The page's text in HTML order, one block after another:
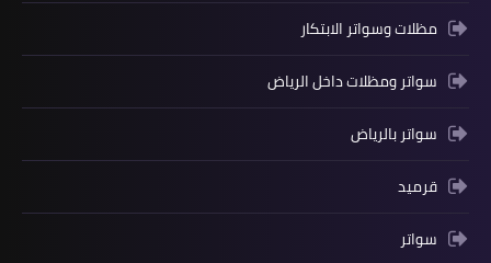
مظلات وسواتر الابتكار
سواتر ومظلات داخل الرياض
سواتر بالرياض
قرميد
سواتر